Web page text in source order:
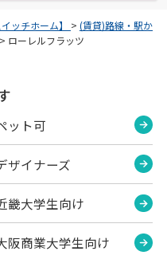
ッチホーム】 > (賃貸)路線・駅か
> ローレルフラッツ
ット可
ザイナーズ
畿大学生向け
阪商業大学生向け